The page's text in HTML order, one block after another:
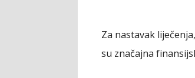
Za nastavak
su značajna